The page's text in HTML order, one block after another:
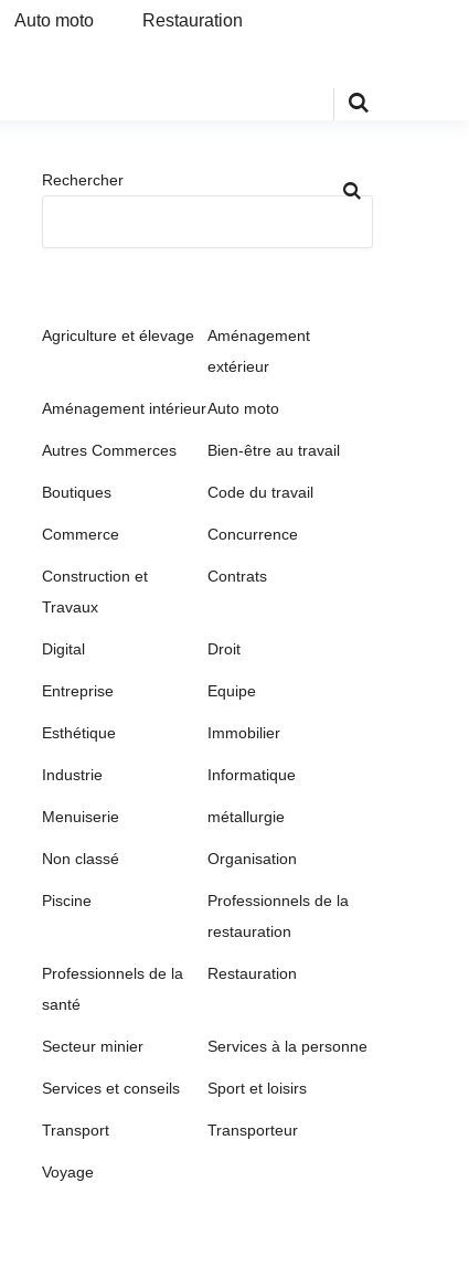
Auto moto Restauration
Rechercher
Agriculture et élevage
Aménagement
extérieur
Aménagement intérieurAuto moto
Autres Commerces Bien-être au travail
Boutiques Code du travail
Commerce Concurrence
Construction et
Travaux
Contrats
Digital Droit
Entreprise Equipe
Esthétique Immobilier
Industrie Informatique
Menuiserie métallurgie
Non classé Organisation
Piscine
Professionnels de la
restauration
Professionnels de la
santé
Restauration
Secteur minier Services à la personne
Services et conseils Sport et loisirs
Transport Transporteur
Voyage